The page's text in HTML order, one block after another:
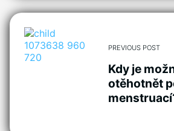
PREVIOUS POST
Kdy je
otěhotnět